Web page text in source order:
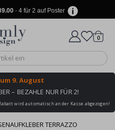
· 4 für 2 auf Poster
Wagen
0
9. August
– BEZAHLE NUR FÜR 2!
wird automatisch an der Kasse abgezogen!
TERRAZZO